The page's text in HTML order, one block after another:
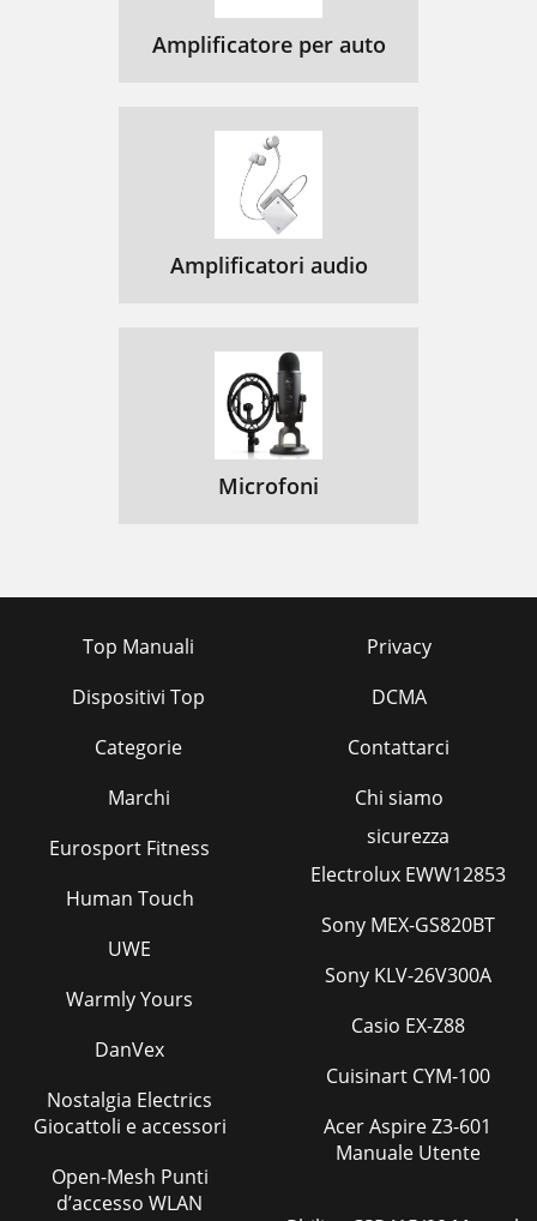
Amplificatore per auto
Amplificatori audio
Microfoni
Top Manuali
Dispositivi Top
Categorie
Marchi
Privacy
DCMA
Contattarci
Chi siamo
Eurosport Fitness
Human Touch
UWE
Warmly Yours
DanVex
Nostalgia Electrics
Giocattoli e accessori
Open-Mesh Punti
d’accesso WLAN
sicurezza
Electrolux EWW12853
Sony MEX-GS820BT
Sony KLV-26V300A
Casio EX-Z88
Cuisinart CYM-100
Acer Aspire Z3-601
Manuale Utente